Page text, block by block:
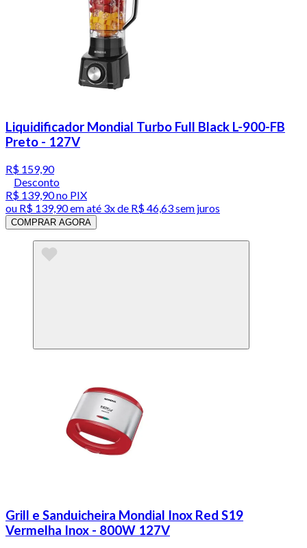
Liquidificador Mondial Turbo Full Black L-900-FB
Preto - 127V
R$ 159,90
Desconto
R$ 139,90no PIX
ou R$ 139,90em até 3x de R$ 46,63 sem juros
COMPRAR AGORA
Grill e Sanduicheira Mondial Inox Red S19
Vermelha Inox - 800W 127V